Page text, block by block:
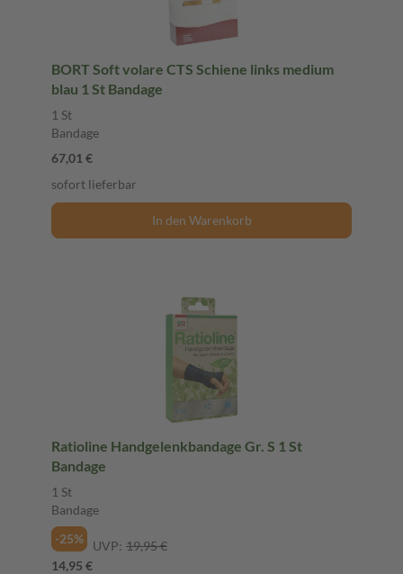
BORT Soft volare CTS Schiene links medium
blau 1 St Bandage
1 St
Bandage
67,01 €
sofort lieferbar
In den Warenkorb
Ratioline Handgelenkbandage Gr. S 1 St
Bandage
1 St
Bandage
-25%
UVP: 19,95 €
14,95 €